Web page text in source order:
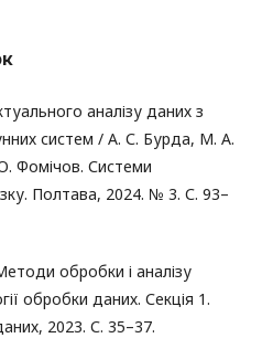
аналізу даних з
систем / А. С. Бурда, М. А.
Фомічов. Системи
Полтава, 2024. № 3. С. 93–
обробки і аналізу
обробки даних. Секція 1.
2023. С. 35–37.